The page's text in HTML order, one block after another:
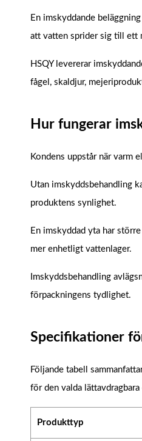
En imskyddande
att vatten sprider sig till ett
HSQY levererar
fågel, skaldjur,
Hur fungerar
Kondens uppstår när varm
Utan imskyddsbehandling
produktens synlighet.
En imskyddad yta har
mer enhetligt vattenlager.
Imskyddsbehandling
förpackningens tydlighet.
Specifikationer
Följande tabell
för den valda
Produkttyp